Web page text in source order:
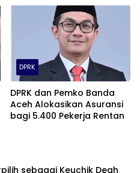
DPRK
DPRK dan Pemko Banda
Aceh Alokasikan Asuransi
bagi 5.400 Pekerja Rentan
sebagai Keuchik Deah